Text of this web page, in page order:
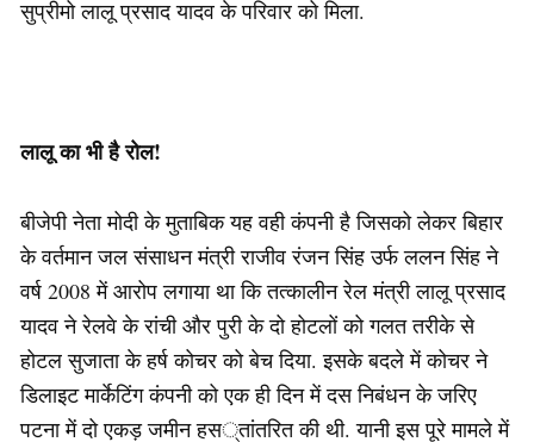
सुप्रीमो लालू प्रसाद यादव के परिवार को मिला.
लालू का भी है रोल!
बीजेपी नेता मोदी के मुताबिक यह वही कंपनी है जिसको लेकर बिहार
के वर्तमान जल संसाधन मंत्री राजीव रंजन सिंह उर्फ ललन सिंह ने
वर्ष 2008 में आरोप लगाया था कि तत्कालीन रेल मंत्री लालू प्रसाद
यादव ने रेलवे के रांची और पुरी के दो होटलों को गलत तरीके से
होटल सुजाता के हर्ष कोचर को बेच दिया. इसके बदले में कोचर ने
डिलाइट मार्केटिंग कंपनी को एक ही दिन में दस निबंधन के जरिए
पटना में दो एकड़ जमीन हस्तांतरित की थी. यानी इस पूरे मामले में